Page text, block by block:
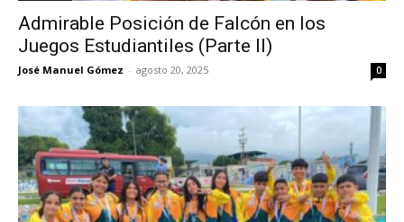
Admirable Posición de Falcón en los
Juegos Estudiantiles (Parte II)
José Manuel Gómez - agosto 20, 2025 0